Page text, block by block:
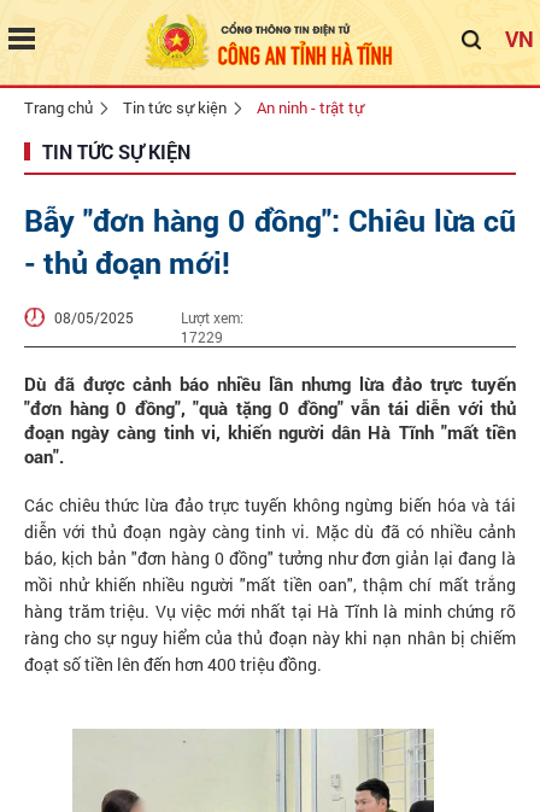
VN
Trang chủ Tin tức sự kiện An ninh - trật tự
TIN TỨC SỰ KIỆN
Bẫy "đơn hàng 0 đồng": Chiêu lừa cũ
- thủ đoạn mới!
08/05/2025
Lượt xem:
17229
Dù đã được cảnh báo nhiều lần nhưng lừa đảo trực tuyến
"đơn hàng 0 đồng", "quà tặng 0 đồng" vẫn tái diễn với thủ
đoạn ngày càng tinh vi, khiến người dân Hà Tĩnh "mất tiền
oan".
Các chiêu thức lừa đảo trực tuyến không ngừng biến hóa và tái
diễn với thủ đoạn ngày càng tinh vi. Mặc dù đã có nhiều cảnh
báo, kịch bản "đơn hàng 0 đồng" tưởng như đơn giản lại đang là
mồi nhử khiến nhiều người "mất tiền oan", thậm chí mất trắng
hàng trăm triệu. Vụ việc mới nhất tại Hà Tĩnh là minh chứng rõ
ràng cho sự nguy hiểm của thủ đoạn này khi nạn nhân bị chiếm
đoạt số tiền lên đến hơn 400 triệu đồng.